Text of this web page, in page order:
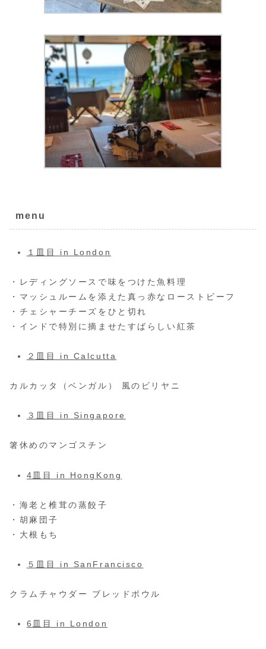
menu
１皿目 in London
・レディングソースで味をつけた魚料理
・マッシュルームを添えた真っ赤なローストビーフ
・チェシャーチーズをひと切れ
・インドで特別に摘ませたすばらしい紅茶
２皿目 in Calcutta
カルカッタ（ベンガル） 風のビリヤニ
３皿目 in Singapore
箸休めのマンゴスチン
4皿目 in HongKong
・海老と椎茸の蒸餃子
・胡麻団子
・大根もち
５皿目 in SanFrancisco
クラムチャウダー ブレッドボウル
6皿目 in London